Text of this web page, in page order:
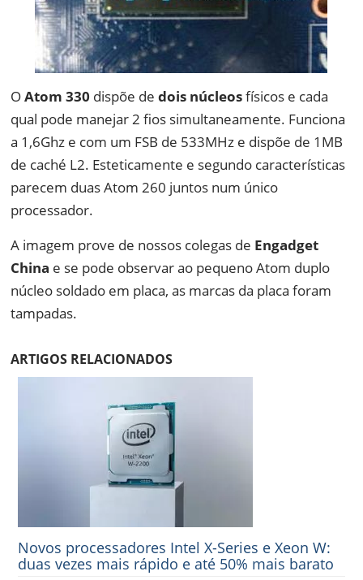
OAtom 330 dispõe dedois núcleosfísicos e cada
qual pode manejar 2 fios simultaneamente. Funciona
a 1,6Ghz e com um FSB de 533MHz e dispõe de 1MB
de caché L2. Esteticamente e segundo características
parecem duas Atom 260 juntos num único
processador.
A imagem prove de nossos colegas de Engadget
China e se pode observar ao pequeno Atom duplo
núcleo soldado em placa, as marcas da placa foram
tampadas.
ARTIGOS RELACIONADOS
Novos processadores Intel X-Series e Xeon W:
duas vezes mais rápido e até 50% mais barato